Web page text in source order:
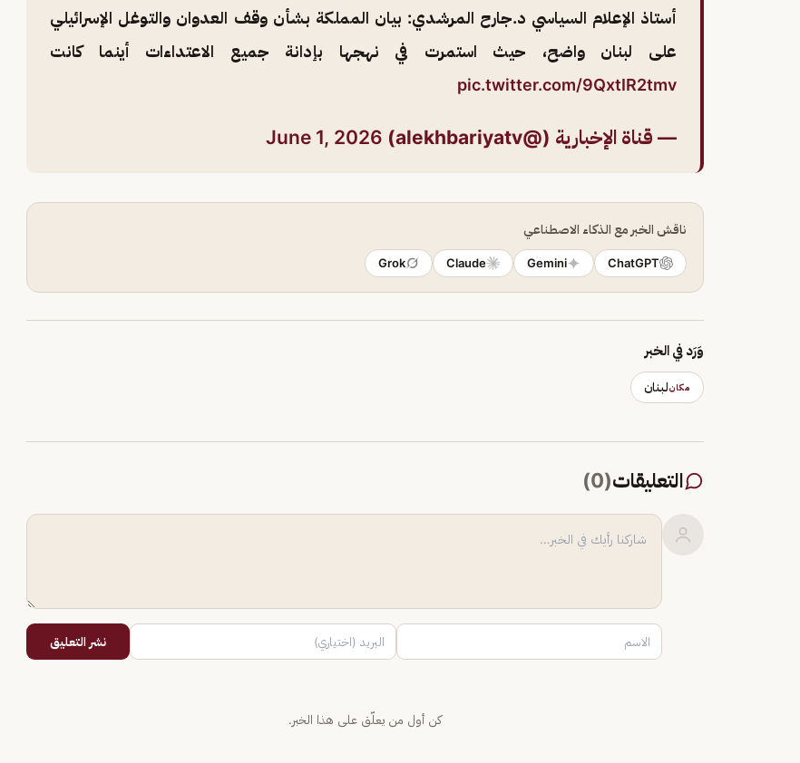
أستاذ الإعلام السياسي د.جارح المرشدي: بيان المملكة بشأن وقف العدوان والتوغل الإسرائيلي
على لبنان واضح، حيث استمرت في نهجها بإدانة جميع الاعتداءات أينما كانت
pic.twitter.com/9QxtIR2tmv
— قناة الإخبارية (@alekhbariyatv) June 1, 2026
ناقش الخبر مع الذكاء الاصطناعي
ChatGPT
Gemini
Claude
Grok
وَرَد في الخبر
مكانلبنان
التعليقات(
0
)
نشر التعليق
كن أول من يعلّق على هذا الخبر.